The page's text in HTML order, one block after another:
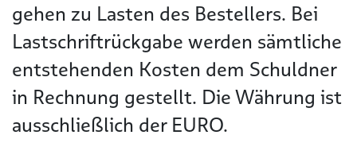
gehen zu Lasten des Bestellers. Bei
Lastschriftrückgabe werden sämtliche
entstehenden Kosten dem Schuldner
in Rechnung gestellt. Die Währung ist
ausschließlich der EURO.